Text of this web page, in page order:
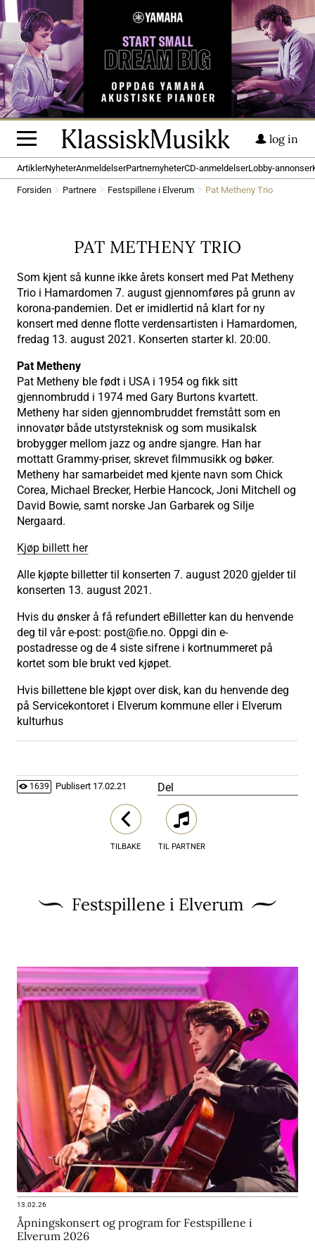
log in
ArtiklerNyheterAnmeldelserPartnernyheterCD-anmeldelserLobby-annonser
Forsiden Partnere Festspillene i Elverum Pat Metheny Trio
PAT METHENY TRIO
Som kjent så kunne ikke årets konsert med Pat Metheny
Trio i Hamardomen 7. august gjennomføres på grunn av
korona-pandemien. Det er imidlertid nå klart for ny
konsert med denne flotte verdensartisten i Hamardomen,
fredag 13. august 2021. Konserten starter kl. 20:00.
Pat Metheny
Pat Metheny ble født i USA i 1954 og fikk sitt
gjennombrudd i 1974 med Gary Burtons kvartett.
Metheny har siden gjennombruddet fremstått som en
innovatør både utstyrsteknisk og som musikalsk
brobygger mellom jazz og andre sjangre. Han har
mottatt Grammy-priser, skrevet filmmusikk og bøker.
Metheny har samarbeidet med kjente navn som Chick
Corea, Michael Brecker, Herbie Hancock, Joni Mitchell og
David Bowie, samt norske Jan Garbarek og Silje
Nergaard.
Kjøp billett her
Alle kjøpte billetter til konserten 7. august 2020 gjelder til
konserten 13. august 2021.
Hvis du ønsker å få refundert eBilletter kan du henvende
deg til vår e-post: post@fie.no. Oppgi din e-
postadresse og de 4 siste sifrene i kortnummeret på
kortet som ble brukt ved kjøpet.
Hvis billettene ble kjøpt over disk, kan du henvende deg
på Servicekontoret i Elverum kommune eller i Elverum
kulturhus
1639 Publisert 17.02.21
TILBAKE TIL PARTNER
Del
Festspillene i Elverum
13.02.26
Åpningskonsert og program for Festspillene i
Elverum 2026